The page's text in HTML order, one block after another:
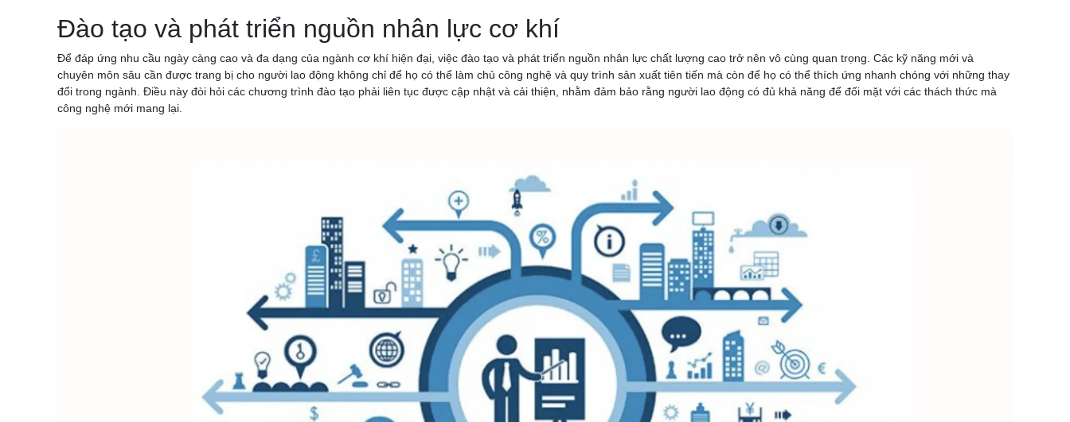
Đào tạo và phát triển nguồn nhân lực cơ khí
Để đáp ứng nhu cầu ngày càng cao và đa dạng của ngành cơ khí hiện đại, việc đào tạo và phát triển nguồn nhân lực chất lượng cao trở nên vô cùng quan trọng. Các kỹ năng mới và
chuyên môn sâu cần được trang bị cho người lao động không chỉ để họ có thể làm chủ công nghệ và quy trình sản xuất tiên tiến mà còn để họ có thể thích ứng nhanh chóng với những thay
đổi trong ngành. Điều này đòi hỏi các chương trình đào tạo phải liên tục được cập nhật và cải thiện, nhằm đảm bảo rằng người lao động có đủ khả năng để đối mặt với các thách thức mà
công nghệ mới mang lại.